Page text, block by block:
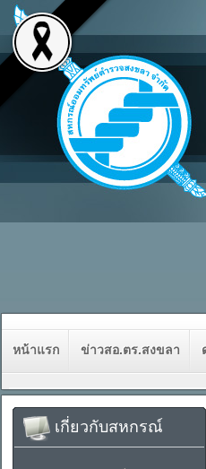
หน้าแรก ข่าวสอ.ตร.สงขลา
เกี่ยวกับสหกรณ์